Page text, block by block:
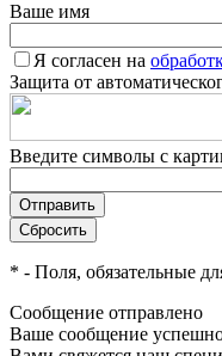
Ваше имя
Я согласен на
Защита от
Введите символы с
* - Поля, обязательные
Сообщение отправлено
Ваше сообщение